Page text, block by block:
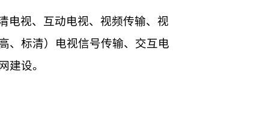
电视、互动电视、视频传输、视
、标清）电视信号传输、交互电
建设。